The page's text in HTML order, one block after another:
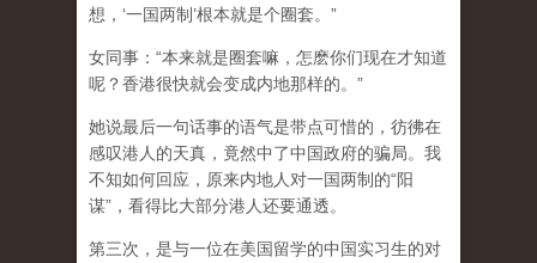
想，‘一国两制’根本就是个圈套。”
女同事：“本来就是圈套嘛，怎麽你们现在才知道
呢？香港很快就会变成内地那样的。”
她说最后一句话事的语气是带点可惜的，彷彿在
感叹港人的天真，竟然中了中国政府的骗局。我
不知如何回应，原来内地人对一国两制的“阳
谋”，看得比大部分港人还要通透。
第三次，是与一位在美国留学的中国实习生的对